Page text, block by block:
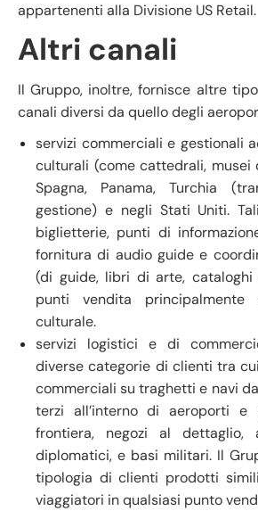
appartenenti alla Divisione US Retail.
Altri canali
Il Gruppo, inoltre, fornisce altre
canali diversi da quello degli
servizi commerciali e gestionali
culturali (come cattedrali, musei
Spagna, Panama, Turchia
gestione) e negli Stati Uniti.
biglietterie, punti di
fornitura di audio guide e
(di guide, libri di arte,
punti vendita principalmente
culturale.
servizi logistici e di
diverse categorie di clienti tra
commerciali su traghetti e navi
terzi all’interno di aeroporti e
frontiera, negozi al dettaglio,
diplomatici, e basi militari. Il
tipologia di clienti prodotti
viaggiatori in qualsiasi punto